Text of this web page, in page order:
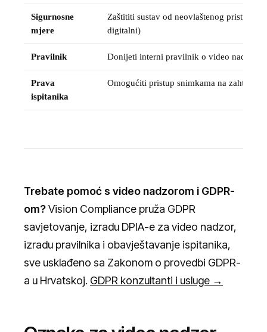
Sigurnosne
mjere
Zaštititi sustav od neovlaštenog pristupa
digitalni)
Pravilnik Donijeti interni pravilnik o video nadzoru
Prava
ispitanika
Omogućiti pristup snimkama na zahtjev u
Trebate pomoć s video nadzorom i GDPR-
om?Vision Compliance pruža GDPR
savjetovanje, izradu DPIA-e za video nadzor,
izradu pravilnika i obavještavanje ispitanika,
sve usklađeno sa Zakonom o provedbi GDPR-
a u Hrvatskoj. GDPR konzultanti i usluge →